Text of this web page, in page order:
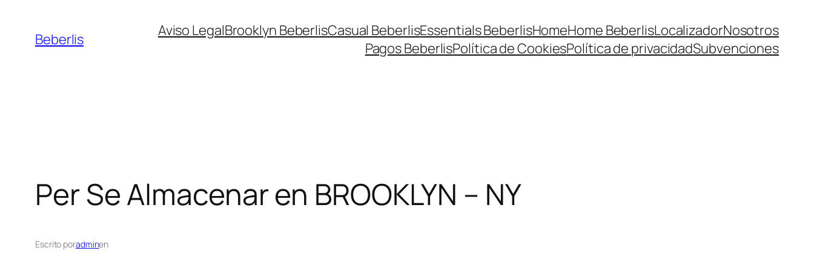
Beberlis Aviso LegalBrooklyn BeberlisCasual BeberlisEssentials BeberlisHomeHome BeberlisLocalizadorNosotros
Pagos BeberlisPolítica de CookiesPolítica de privacidadSubvenciones
Per SeAlmacenar en BROOKLYN – NY
Escrito poradminen